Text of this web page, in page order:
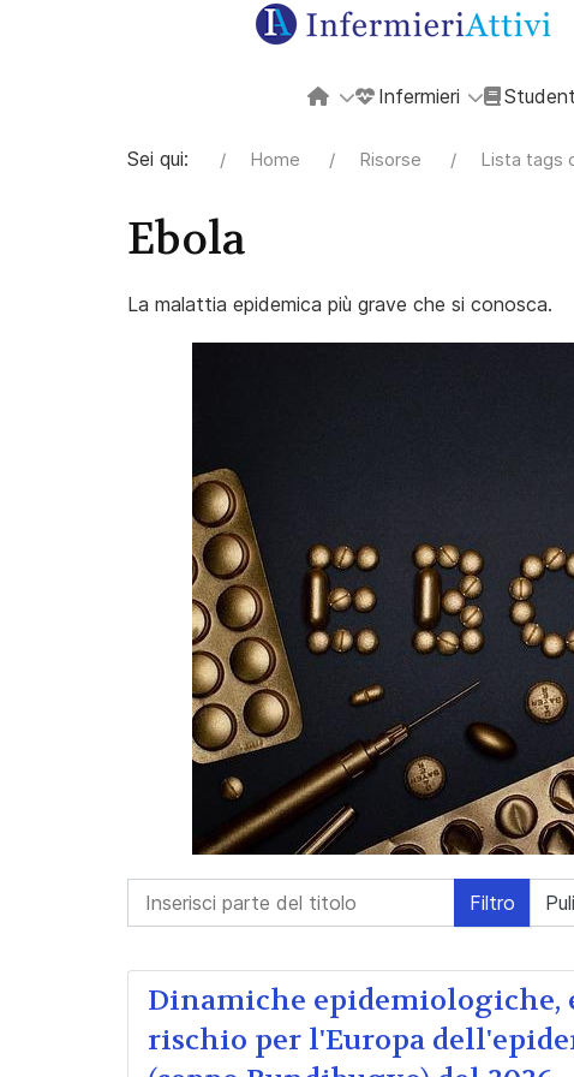
Infermieri
Sei qui: Home Risorse Lista tags
Ebola
La malattia epidemica più grave che si conosca.
Inserisci parte del titolo Filtro
Dinamiche epidemiologiche,
rischio per l'Europa